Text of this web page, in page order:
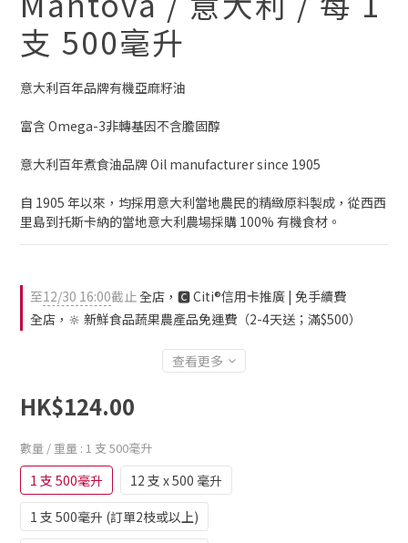
支 500毫升
意大利百年品牌有機亞麻籽油
富含 Omega-3非轉基因不含膽固醇
意大利百年煮食油品牌 Oil manufacturer since 1905
自 1905 年以來，均採用意大利當地農民的精緻原料製成，從西西
里島到托斯卡納的當地意大利農場採購 100% 有機食材。
至12/30 16:00截止全店，🅲 Citi®信用卡推廣 | 免手續費
全店，🔆 新鮮食品蔬果農產品免運費（2-4天送；滿$500）
查看更多
HK$124.00
數量 / 重量 : 1 支 500毫升
1 支 500毫升
12 支 x 500 毫升
1 支 500毫升 (訂單2枝或以上)